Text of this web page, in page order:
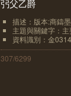
弜父乙爵
描述：版本:商鑄
主題與關鍵字：
資料識別：金0314
307/6299